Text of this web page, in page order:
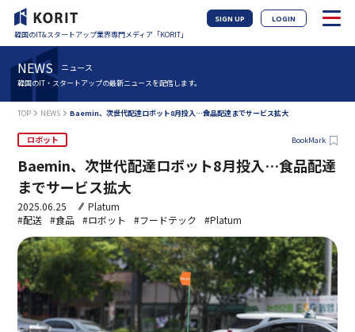
韓国のIT&スタートアップ業界専門メディア「KORIT」
SIGN UP LOGIN
NEWS ニュース
韓国のIT・スタートアップの最新ニュースを配信します。
TOP NEWS Baemin、次世代配達ロボット8月投入…食品配達までサービス拡大
ロボット BookMark
Baemin、次世代配達ロボット8月投入…食品配達
までサービス拡大
2025.06.25
Platum
#配送
#食品 #ロボット #フードテック #Platum